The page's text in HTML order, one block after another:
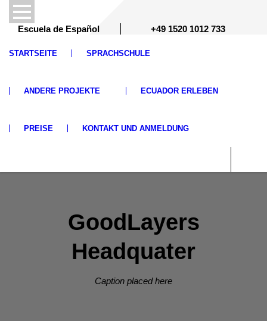
Escuela de Español +49 1520 1012 733
STARTSEITE SPRACHSCHULE
ANDERE PROJEKTE ECUADOR ERLEBEN
PREISE KONTAKT UND ANMELDUNG
GoodLayers
Headquater
Caption placed here